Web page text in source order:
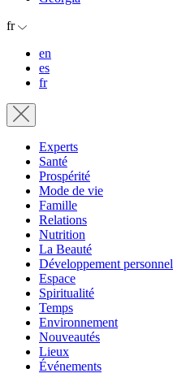
fr
en
es
fr
Experts
Santé
Prospérité
Mode de vie
Famille
Relations
Nutrition
La Beauté
Développement personnel
Espace
Spiritualité
Temps
Environnement
Nouveautés
Lieux
Événements